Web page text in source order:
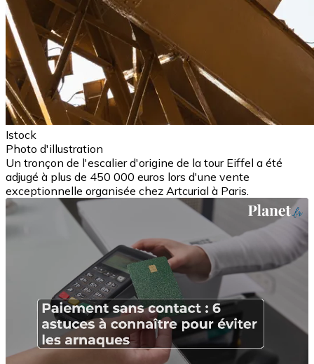
Istock
Photo d'illustration
Un tronçon de l'escalier d'origine de la tour Eiffel a été
adjugé à plus de 450 000 euros lors d'une vente
exceptionnelle organisée chez Artcurial à Paris.